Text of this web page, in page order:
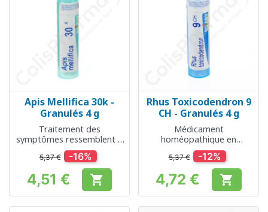
Apis Mellifica 30k -
Granulés 4 g
Traitement des
symptômes ressemblent à
une piqûre d’abeille
5,37 € -16%
Prix
4,51 € 
Rhus Toxicodendron 9
CH - Granulés 4 g
Médicament
homéopathique en
granules
5,37 € -12%
Prix
4,72 € 